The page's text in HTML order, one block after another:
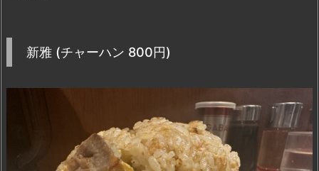
新雅 (チャーハン 800円)